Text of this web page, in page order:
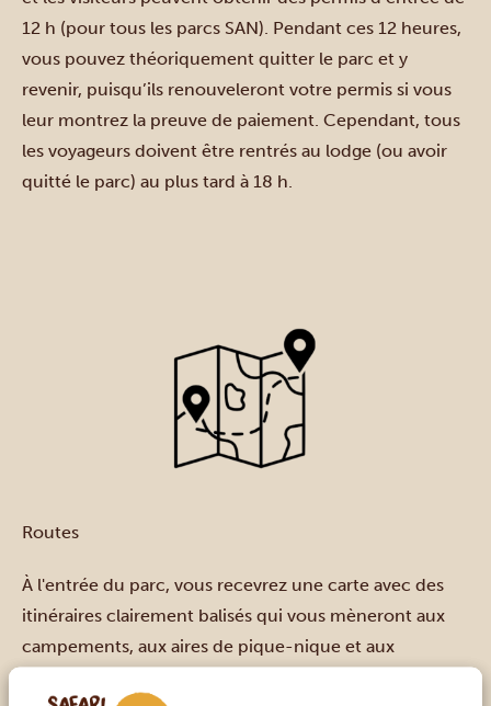
12 h (pour tous les parcs SAN). Pendant ces 12 heures,
vous pouvez théoriquement quitter le parc et y
revenir, puisqu’ils renouveleront votre permis si vous
leur montrez la preuve de paiement. Cependant, tous
les voyageurs doivent être rentrés au lodge (ou avoir
quitté le parc) au plus tard à 18 h.
Routes
À l'entrée du parc, vous recevrez une carte avec des
itinéraires clairement balisés qui vous mèneront aux
campements, aux aires de pique-nique et aux